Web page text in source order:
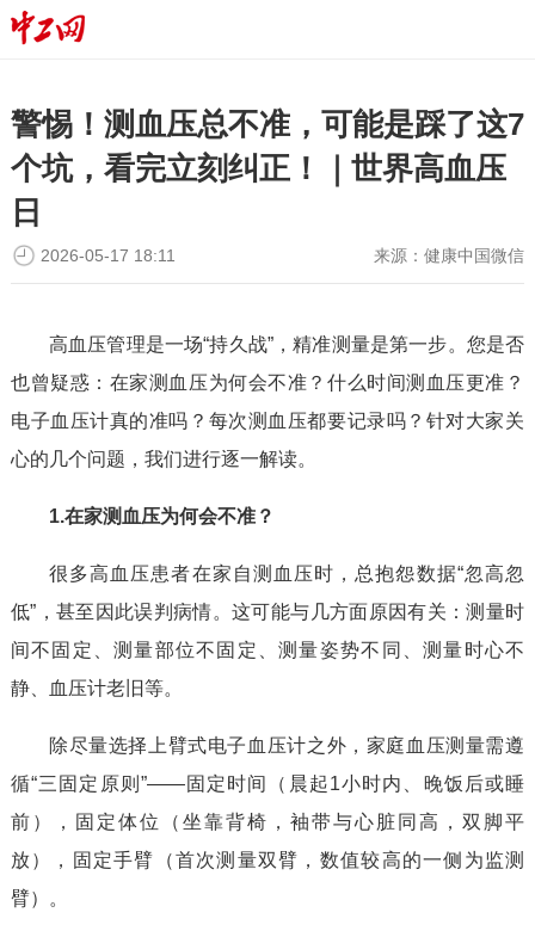
警惕！测血压总不准，可能是踩了这7
个坑，看完立刻纠正！｜世界高血压
日
来源：健康中国微信
2026-05-17 18:11
高血压管理是一场“持久战”，精准测量是第一步。您是否
也曾疑惑：在家测血压为何会不准？什么时间测血压更准？
电子血压计真的准吗？每次测血压都要记录吗？针对大家关
心的几个问题，我们进行逐一解读。
1.在家测血压为何会不准？
很多高血压患者在家自测血压时，总抱怨数据“忽高忽
低”，甚至因此误判病情。这可能与几方面原因有关：测量时
间不固定、测量部位不固定、测量姿势不同、测量时心不
静、血压计老旧等。
除尽量选择上臂式电子血压计之外，家庭血压测量需遵
循“三固定原则”——固定时间（晨起1小时内、晚饭后或睡
前），固定体位（坐靠背椅，袖带与心脏同高，双脚平
放），固定手臂（首次测量双臂，数值较高的一侧为监测
臂）。